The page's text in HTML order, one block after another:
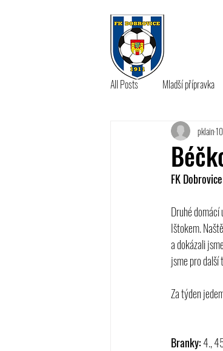
All Posts Mladší přípravka
pklain
FK
Druhé
Ištokem.
a dokázali
jsme pro další
Za týden
Branky: 4.,